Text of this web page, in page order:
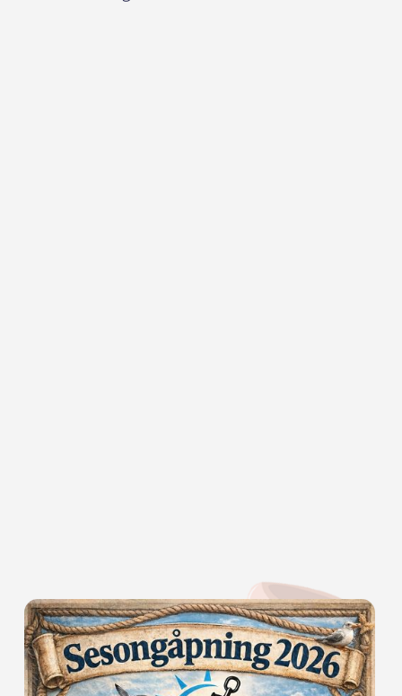
Nyt levende musikk fra talentfulle lokale artister
gjennom hele året, eller le deg gjennom kvelden med
de morsomme komikerne